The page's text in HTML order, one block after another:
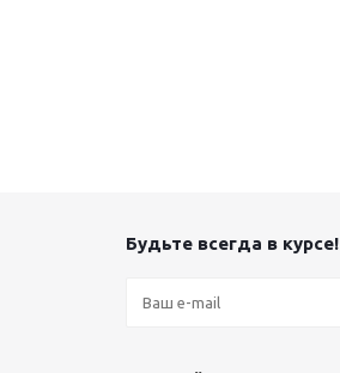
Будьте всегда в курсе!